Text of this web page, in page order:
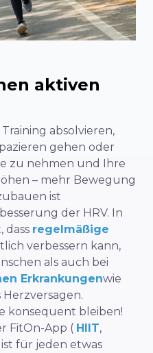
aktiven
absolvieren,
gehen oder
zu nehmen und Ihre
– mehr Bewegung
ist
der HRV. In
dass regelmäßige
verbessern kann,
als auch bei
Erkrankungenwie
konsequent bleiben!
FitOn-App ( HIIT,
ist für jeden etwas